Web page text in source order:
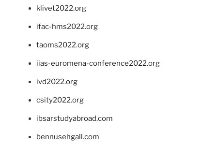
klivet2022.org
ifac-hms2022.org
taoms2022.org
iias-euromena-conference2022.org
ivd2022.org
csity2022.org
ibsarstudyabroad.com
bennusehgall.com